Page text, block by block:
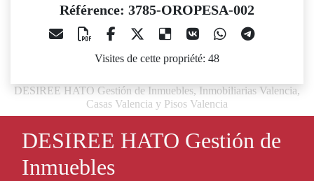
Référence: 3785-OROPESA-002
Visites de cette propriété: 48
DESIREE HATO Gestión de Inmuebles, Inmobiliarias Valencia,
Casas Valencia y Pisos Valencia
DESIREE HATO Gestión de
Inmuebles